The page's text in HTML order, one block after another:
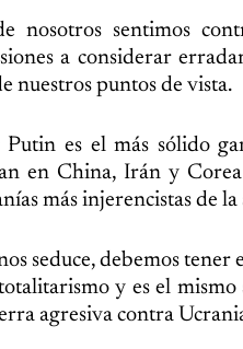
nosotros sentimos
a considerar
nuestros puntos de vista.
es el más sólido
en China, Irán y
más injerencistas de
seduce, debemos
y es el
agresiva contra